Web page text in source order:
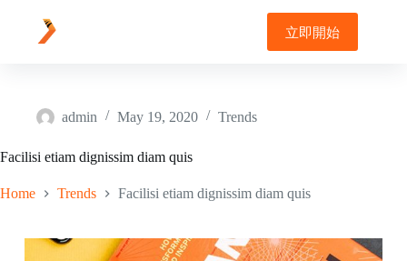
content
立即開始
admin May 19, 2020 Trends
Facilisi etiam dignissim diam quis
Home Trends Facilisi etiam dignissim diam quis